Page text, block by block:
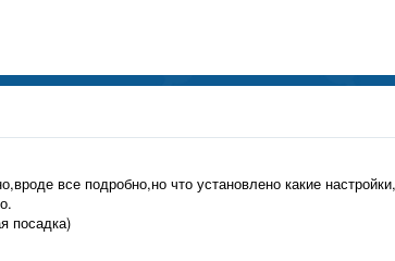
все подробно,но что установлено какие
посадка)